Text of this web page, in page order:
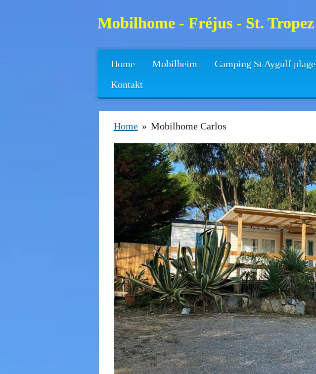
Mobilhome - Fréjus - St. Tropez
Home Mobilheim Camping St Aygulf plage
Kontakt
Home » Mobilhome Carlos